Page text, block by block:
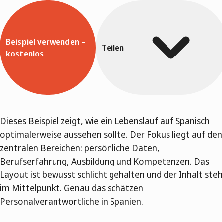
Beispiel verwenden –
kostenlos
Teilen
Dieses Beispiel zeigt, wie ein Lebenslauf auf Spanisch
optimalerweise aussehen sollte. Der Fokus liegt auf den
zentralen Bereichen: persönliche Daten,
Berufserfahrung, Ausbildung und Kompetenzen. Das
Layout ist bewusst schlicht gehalten und der Inhalt
im Mittelpunkt. Genau das schätzen
Personalverantwortliche in Spanien.